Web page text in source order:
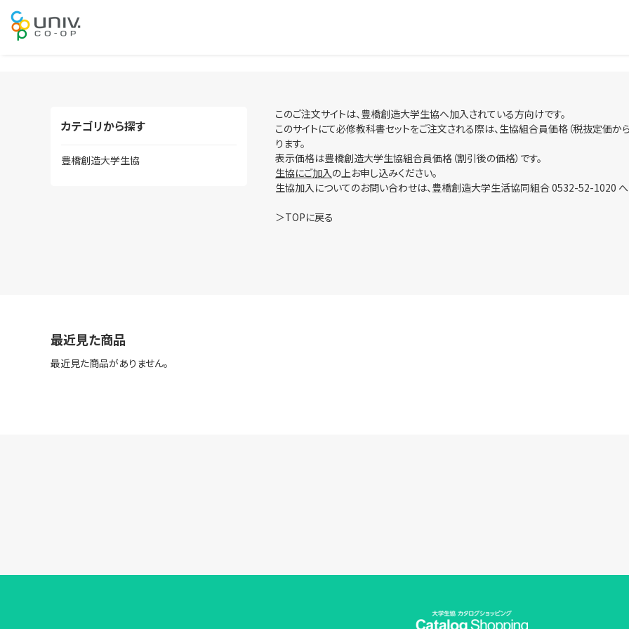
カテゴリから探す
豊橋創造大学生協
このご注文サイトは、豊橋創造大学生協へ加入されている方向けです。
このサイトにて必修教科書セットをご注文される際は、生協組合員価格（税抜定価か
ります。
表示価格は豊橋創造大学生協組合員価格（割引後の価格）です。
生協にご加入の上お申し込みください。
生協加入についてのお問い合わせは、豊橋創造大学生活協同組合 0532-52-1020 へ
＞TOPに戻る
最近見た商品
最近見た商品がありません。